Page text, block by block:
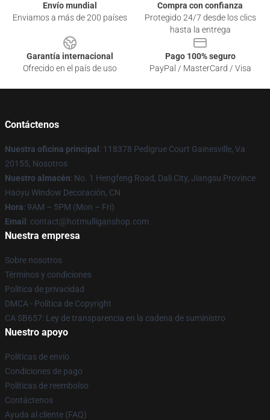
Envío mundial
Enviamos a más de 200 países
Compra con confianza
Protegido 24/7 desde los clics
hasta la entrega
Garantía internacional
Ofrecido en el país de uso
Pago 100% seguro
PayPal / MasterCard / Visa
Contáctenos
Nuestra oficina principal : 118378 Pedigrue Court Gainesville, Va
20155, Nosotros
Nuestro almacén: No. 1 Hengfeng Road, Dali City, Jiangsu Province
Haoyu Window Decoración, CN
Hora: 9AM – 5PM (Mon – Fri)
Email : contact@hotmulliganshop.com
Nuestra empresa
Sobre nosotros
Términos y condiciones
Política de privacidad
DMCA - Política de Copyright
CA SB657: Ley de transparencia en la cadena de suministro
Nuestro apoyo
Políticas de envío
Condiciones de pago
Políticas de reembolso
Contáctenos
Ayuda al cliente (FAQ)